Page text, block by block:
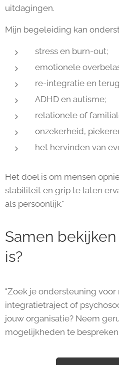
uitdagingen.
Mijn begeleiding kan
stress en burn-out;
emotionele
re-integratie en
ADHD en autisme;
relationele of
onzekerheid,
het hervinden van
Het doel is om mensen
stabiliteit en grip te laten
als persoonlijk."
Samen
is?
"Zoek je ondersteuning
integratietraject of
jouw organisatie? Neem
mogelijkheden te